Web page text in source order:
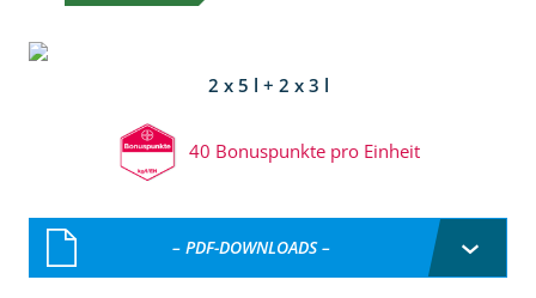
2 x 5 l + 2 x 3 l
40 Bonuspunkte pro Einheit
– PDF-DOWNLOADS –